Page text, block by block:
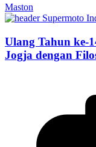
Maston
Ulang Tahun ke-
Jogja dengan